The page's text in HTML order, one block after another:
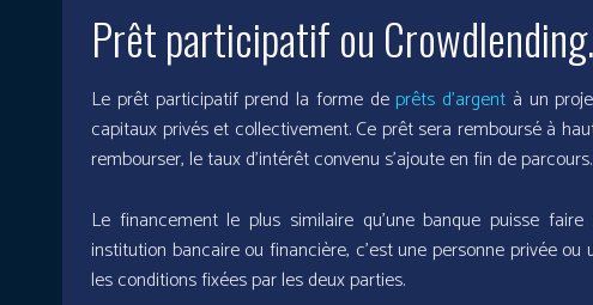
Prêt participatif ou Crowdlending.
Le prêt participatif prend la forme de prêts d’argent à un
capitaux privés et collectivement. Ce prêt sera remboursé à
rembourser, le taux d’intérêt convenu s’ajoute en fin de parcours.
Le financement le plus similaire qu’une banque puisse
institution bancaire ou financière, c’est une personne privée
les conditions fixées par les deux parties.